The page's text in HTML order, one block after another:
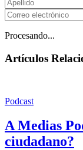
Procesando...
Artículos
Podcast
A Medias
ciudadano?